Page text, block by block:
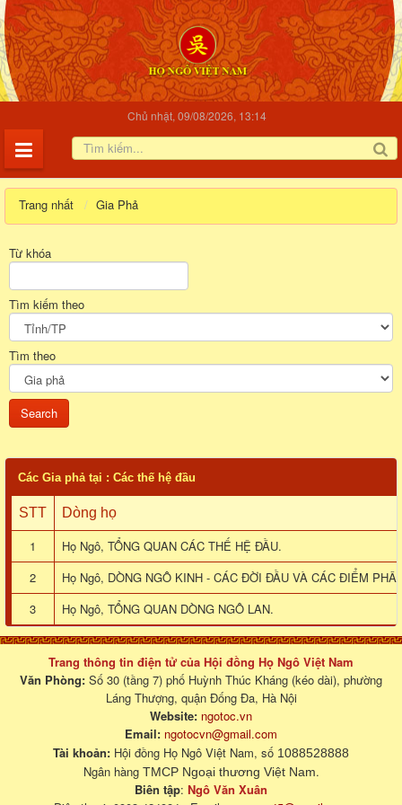
Chủ nhật, 09/08/2026, 13:14
Trang nhất Gia Phả
Từ khóa
Tìm kiếm theo
Tìm theo
Các Gia phả tại : Các thế hệ đầu
STT Dòng họ
1
Họ Ngô, TỔNG QUAN CÁC THẾ HỆ ĐẦU.
2
Họ Ngô, DÒNG NGÔ KINH - CÁC ĐỜI ĐẦU VÀ CÁC ĐIỂM
3
Họ Ngô, TỔNG QUAN DÒNG NGÔ LAN.
Trang thông tin điện tử của Hội đồng Họ Ngô Việt Nam
Văn Phòng: Số 30 (tầng 7) phố Huỳnh Thúc Kháng (kéo dài), phường
Láng Thượng, quận Đống Đa, Hà Nội
Website: ngotoc.vn
Email: ngotocvn@gmail.com
Tài khoản: Hội đồng Họ Ngô Việt Nam, số 1088528888
Ngân hàng TMCP Ngoại thương Việt Nam.
Biên tập: Ngô Văn Xuân